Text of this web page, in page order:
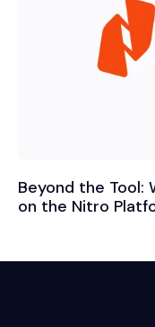
Beyond the Tool:
on the Nitro